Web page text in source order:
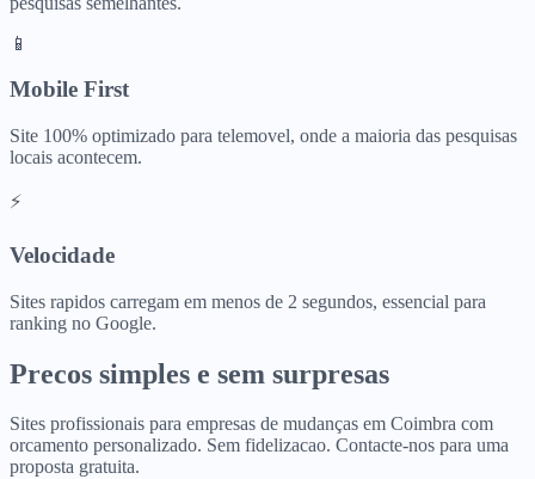
📱
Mobile First
Site 100% optimizado para telemovel, onde a maioria das pesquisas
locais acontecem.
⚡
Velocidade
Sites rapidos carregam em menos de 2 segundos, essencial para
ranking no Google.
Precos simples e sem surpresas
Sites profissionais para empresas de mudanças em Coimbra com
orcamento personalizado. Sem fidelizacao. Contacte-nos para uma
proposta gratuita.